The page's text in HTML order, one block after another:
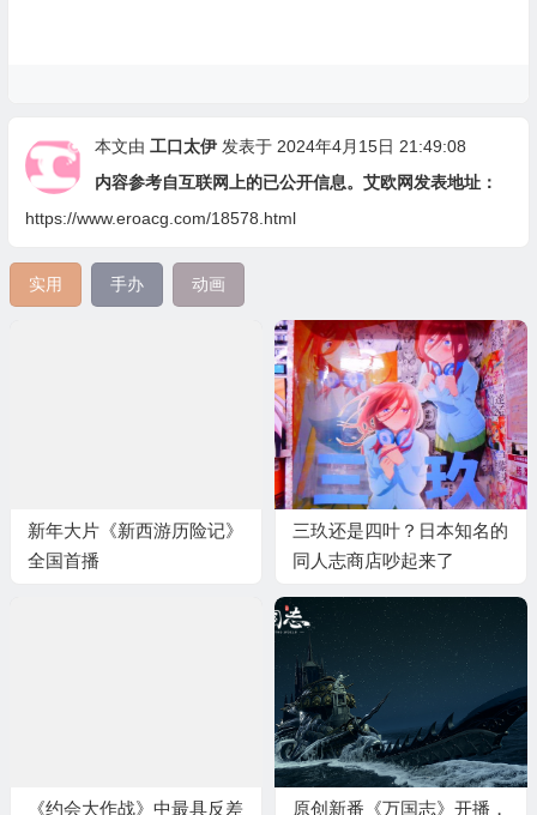
本文由 工口太伊发表于 2024年4月15日 21:49:08
内容参考自互联网上的已公开信息。艾欧网发表地址：
https://www.eroacg.com/18578.html
实用 手办 动画
新年大片《新西游历险记》
全国首播
三玖还是四叶？日本知名的
同人志商店吵起来了
《约会大作战》中最具反差
原创新番《万国志》开播，